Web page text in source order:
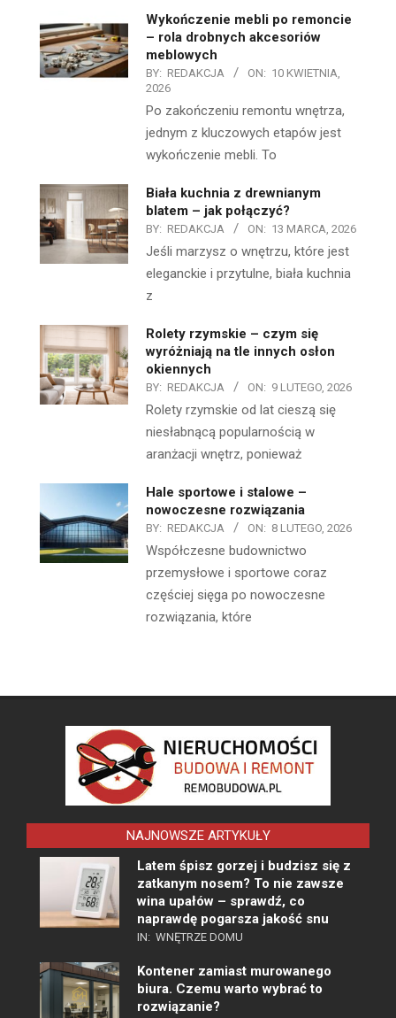
Wykończenie mebli po remoncie
– rola drobnych akcesoriów
meblowych
BY: REDAKCJA ON: 10 KWIETNIA,
2026
Po zakończeniu remontu wnętrza,
jednym z kluczowych etapów jest
wykończenie mebli. To
Biała kuchnia z drewnianym
blatem – jak połączyć?
BY: REDAKCJA ON: 13 MARCA, 2026
Jeśli marzysz o wnętrzu, które jest
eleganckie i przytulne, biała kuchnia
z
Rolety rzymskie – czym się
wyróżniają na tle innych osłon
okiennych
BY: REDAKCJA ON: 9 LUTEGO, 2026
Rolety rzymskie od lat cieszą się
niesłabnącą popularnością w
aranżacji wnętrz, ponieważ
Hale sportowe i stalowe –
nowoczesne rozwiązania
BY: REDAKCJA ON: 8 LUTEGO, 2026
Współczesne budownictwo
przemysłowe i sportowe coraz
częściej sięga po nowoczesne
rozwiązania, które
NAJNOWSZE ARTYKUŁY
Latem śpisz gorzej i budzisz się z
zatkanym nosem? To nie zawsze
wina upałów – sprawdź, co
naprawdę pogarsza jakość snu
IN: WNĘTRZE DOMU
Kontener zamiast murowanego
biura. Czemu warto wybrać to
rozwiązanie?